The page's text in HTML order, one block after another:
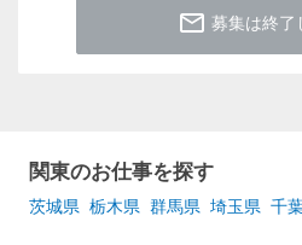
mail_outline 募集は終了
関東のお仕事を探す
茨城県 栃木県 群馬県 埼玉県 千